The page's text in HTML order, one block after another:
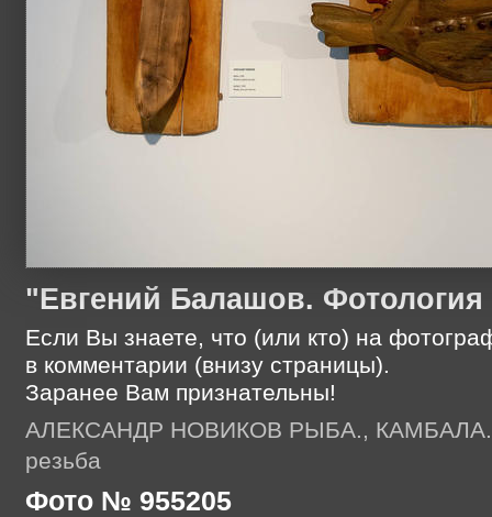
"Евгений Балашов.
Если Вы знаете, что (или кто) на
в комментарии (внизу страницы).
Заранее Вам признательны!
АЛЕКСАНДР НОВИКОВ РЫБА., КАМБАЛА.,
резьба
Фото № 955205